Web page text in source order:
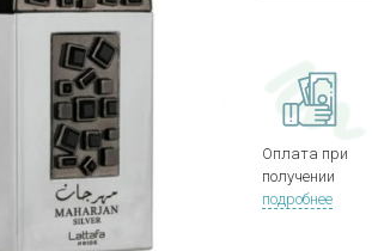
Оплата при
получении
подробнее